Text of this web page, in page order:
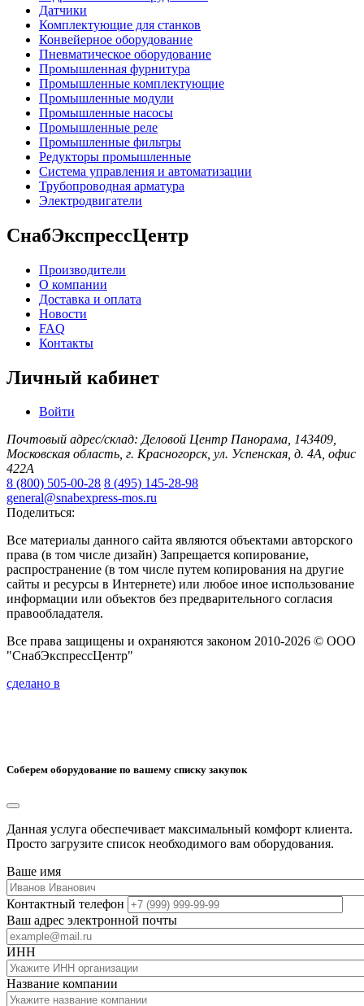
Датчики
Комплектующие для станков
Конвейерное оборудование
Пневматическое оборудование
Промышленная фурнитура
Промышленные комплектующие
Промышленные модули
Промышленные насосы
Промышленные реле
Промышленные фильтры
Редукторы промышленные
Система управления и автоматизации
Трубопроводная арматура
Электродвигатели
СнабЭкспрессЦентр
Производители
О компании
Доставка и оплата
Новости
FAQ
Контакты
Личный кабинет
Войти
Почтовый адрес/склад: Деловой Центр Панорама, 143409,
Московская область, г. Красногорск, ул. Успенская, д. 4А, офис
422А
8 (800) 505-00-28 8 (495) 145-28-98
general@snabexpress-mos.ru
Поделиться:
Все материалы данного сайта являются объектами авторского
права (в том числе дизайн) Запрещается копирование,
распространение (в том числе путем копирования на другие
сайты и ресурсы в Интернете) или любое иное использование
информации или объектов без предварительного согласия
правообладателя.
Все права защищены и охраняются законом 2010-2026 © ООО
"СнабЭкспрессЦентр"
сделано в
Соберем оборудование по вашему списку закупок
Данная услуга обеспечивает максимальный комфорт клиента.
Просто загрузите список необходимого вам оборудования.
Ваше имя
Контактный телефон
Ваш адрес электронной почты
ИНН
Название компании